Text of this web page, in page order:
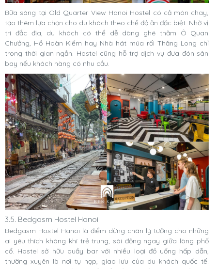
Bữa sáng tại Old Quarter View Hanoi Hostel có cả món chay,
tạo thêm lựa chọn cho du khách theo chế độ ăn đặc biệt. Nhờ vị
trí đắc địa, du khách có thể dễ dàng ghé thăm Ô Quan
Chưởng, Hồ Hoàn Kiếm hay Nhà hát múa rối Thăng Long chỉ
trong thời gian ngắn. Hostel cũng hỗ trợ dịch vụ đưa đón sân
bay nếu khách hàng có nhu cầu.
3.5. Bedgasm Hostel Hanoi
Bedgasm Hostel Hanoi là điểm dừng chân lý tưởng cho những
ai yêu thích không khí trẻ trung, sôi động ngay giữa lòng phố
cổ. Hostel sở hữu quầy bar với nhiều loại đồ uống hấp dẫn,
thường xuyên là nơi tụ họp, giao lưu của du khách quốc tế.